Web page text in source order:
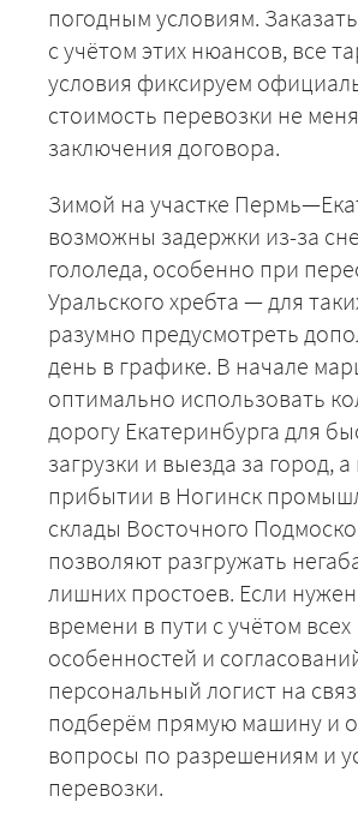
погодным условиям.
с учётом этих нюансов, все
условия фиксируем
стоимость перевозки не
заключения договора.
Зимой на участке
возможны задержки из-за
гололеда, особенно при
Уральского хребта — для
разумно предусмотреть
день в графике. В начале
оптимально использовать
дорогу Екатеринбурга для
загрузки и выезда за город, а
прибытии в Ногинск
склады Восточного
позволяют разгружать
лишних простоев. Если
времени в пути с учётом всех
особенностей и
персональный логист на
подберём прямую машину и
вопросы по разрешениям и
перевозки.
ЗАКАЗАТЬ